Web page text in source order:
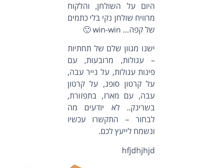
היום על השולחן, והלקוח
מרוויח שולחן נקי בלי כתמים
של קפה… win-win 🙂
ישנו מגוון שלם של תחתיות
– עגולות, מרובעות, עם
פינות עגולות, על נייר עבה,
על קרטון סופג, על קרטון
עבה, עם מארז, בתפזורת,
בשרינק.. לא יודעים מה
לבחור – התקשרו עכשיו
ונשמח לייעץ לכם.
hfjdhjhjd